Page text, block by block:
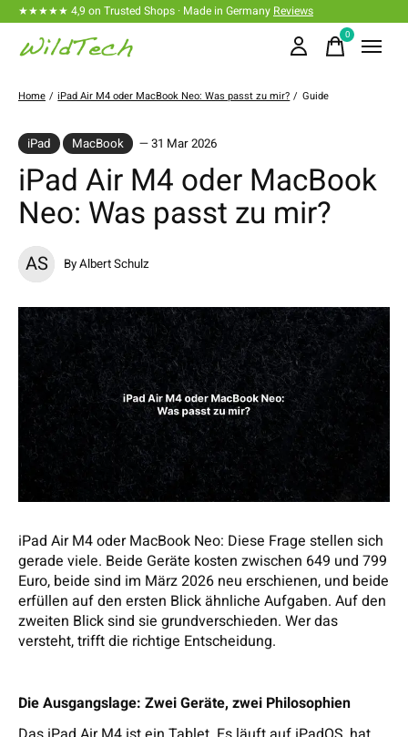
★★★★★ 4,9 on Trusted Shops · Made in Germany Reviews
0items
Home / iPad Air M4 oder MacBook Neo: Was passt zu mir? / Guide
iPad MacBook — 31 Mar 2026
iPad Air M4 oder MacBook
Neo: Was passt zu mir?
AS By Albert Schulz
iPad Air M4 oder MacBook Neo: Diese Frage stellen sich
gerade viele. Beide Geräte kosten zwischen 649 und 799
Euro, beide sind im März 2026 neu erschienen, und beide
erfüllen auf den ersten Blick ähnliche Aufgaben. Auf den
zweiten Blick sind sie grundverschieden. Wer das
versteht, trifft die richtige Entscheidung.
Die Ausgangslage: Zwei Geräte, zwei Philosophien